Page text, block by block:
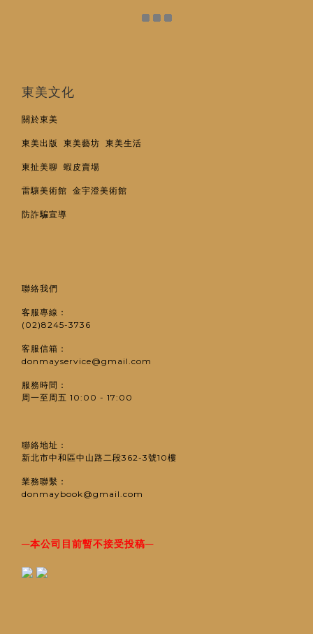
東美文化
關於東美
東美出版 東美藝坊 東美生活
東扯美聊 蝦皮賣場
雷驤美術館 金宇澄美術館
防詐騙宣導
聯絡我們
客服專線：
(02)8245-3736
客服信箱：
donmayservice@gmail.com
服務時間：
周一至周五 10:00 - 17:00
聯絡地址：
新北市中和區中山路二段362-3號10樓
業務聯繫：
donmaybook@gmail.com
─本公司目前暫不接受投稿─